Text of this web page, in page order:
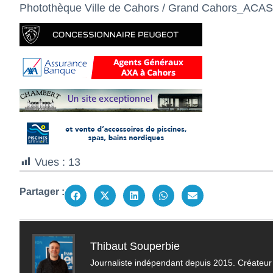
Photothèque Ville de Cahors / Grand
Vues : 13
Partager :
Thibaut Souperbie
Journaliste indépendant depuis 2015.